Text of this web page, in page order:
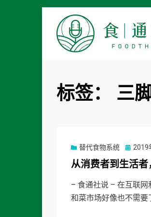
标签： 三
替代食物系统
Posted
on
2019
从消费者到生活
– 食通社说 – 在互联
和菜市场好像也不需